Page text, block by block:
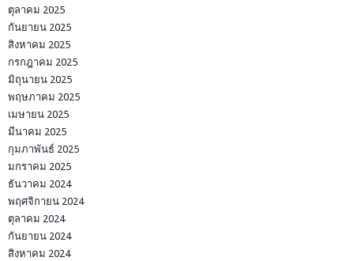
ตุลาคม 2025
กันยายน 2025
สิงหาคม 2025
กรกฎาคม 2025
มิถุนายน 2025
พฤษภาคม 2025
เมษายน 2025
มีนาคม 2025
กุมภาพันธ์ 2025
มกราคม 2025
ธันวาคม 2024
พฤศจิกายน 2024
ตุลาคม 2024
กันยายน 2024
สิงหาคม 2024